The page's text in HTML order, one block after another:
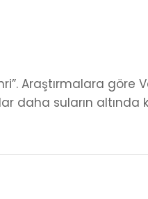
Araştırmalara göre
daha suların altında